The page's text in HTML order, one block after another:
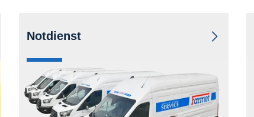
Notdienst